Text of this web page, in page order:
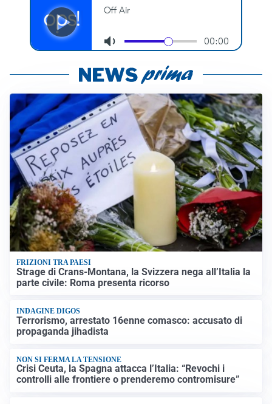
FRIZIONI TRA PAESI
Strage di Crans-Montana, la Svizzera nega all’Italia la
parte civile: Roma presenta ricorso
INDAGINE DIGOS
Terrorismo, arrestato 16enne comasco: accusato di
propaganda jihadista
NON SI FERMA LA TENSIONE
Crisi Ceuta, la Spagna attacca l’Italia: “Revochi i
controlli alle frontiere o prenderemo contromisure”